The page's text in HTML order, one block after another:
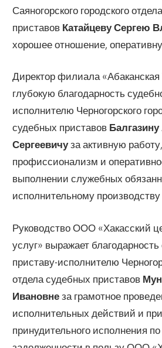
Саяногорского городского
приставов Катайцеву Сергею
хорошее отношение,
Директор филиала
глубокую благодарность
исполнителю Черногорского
судебных приставов
Сергеевичуза активную работу,
профиссионализм и
выполнении служебных
исполнительному производству
Руководство ООО «Хакасский
услуг» выражает
приставу-исполнителю
отдела судебных приставов
Ивановнеза грамотное
исполнительных действий и
принудительного исполнения